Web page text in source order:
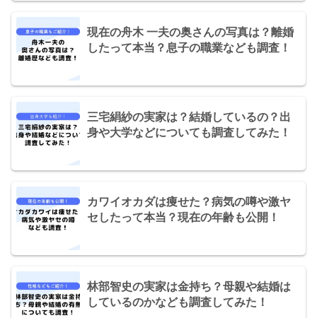
現在の舟木 一夫の奥さんの写真は？離婚
したって本当？息子の職業なども調査！
三宅絹紗の実家は？結婚しているの？出
身や大学などについても調査してみた！
カワイオカダは痩せた？病気の噂や激ヤ
セしたって本当？現在の年齢も公開！
林部智史の実家は金持ち？母親や結婚は
しているのかなども調査してみた！